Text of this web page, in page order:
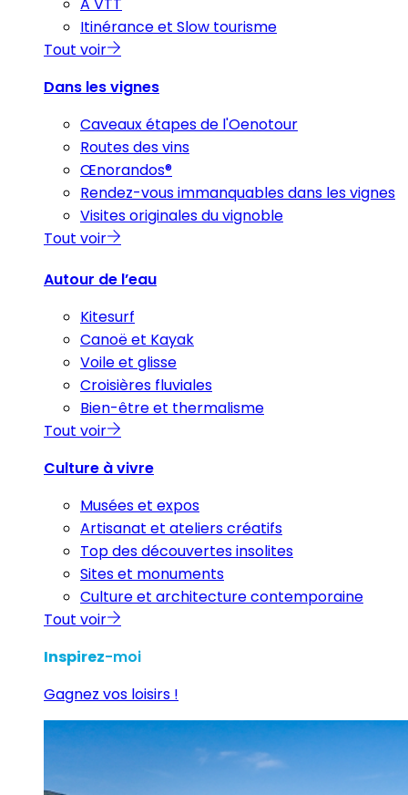
Itinérance et Slow tourisme
Tout voir
Dans les vignes
Caveaux étapes de l'Oenotour
Routes des vins
Œnorandos®
Rendez-vous immanquables dans les vignes
Visites originales du vignoble
Tout voir
Autour de l’eau
Kitesurf
Canoë et Kayak
Voile et glisse
Croisières fluviales
Bien-être et thermalisme
Tout voir
Culture à vivre
Musées et expos
Artisanat et ateliers créatifs
Top des découvertes insolites
Sites et monuments
Culture et architecture contemporaine
Tout voir
Inspirez-moi
Gagnez vos loisirs !